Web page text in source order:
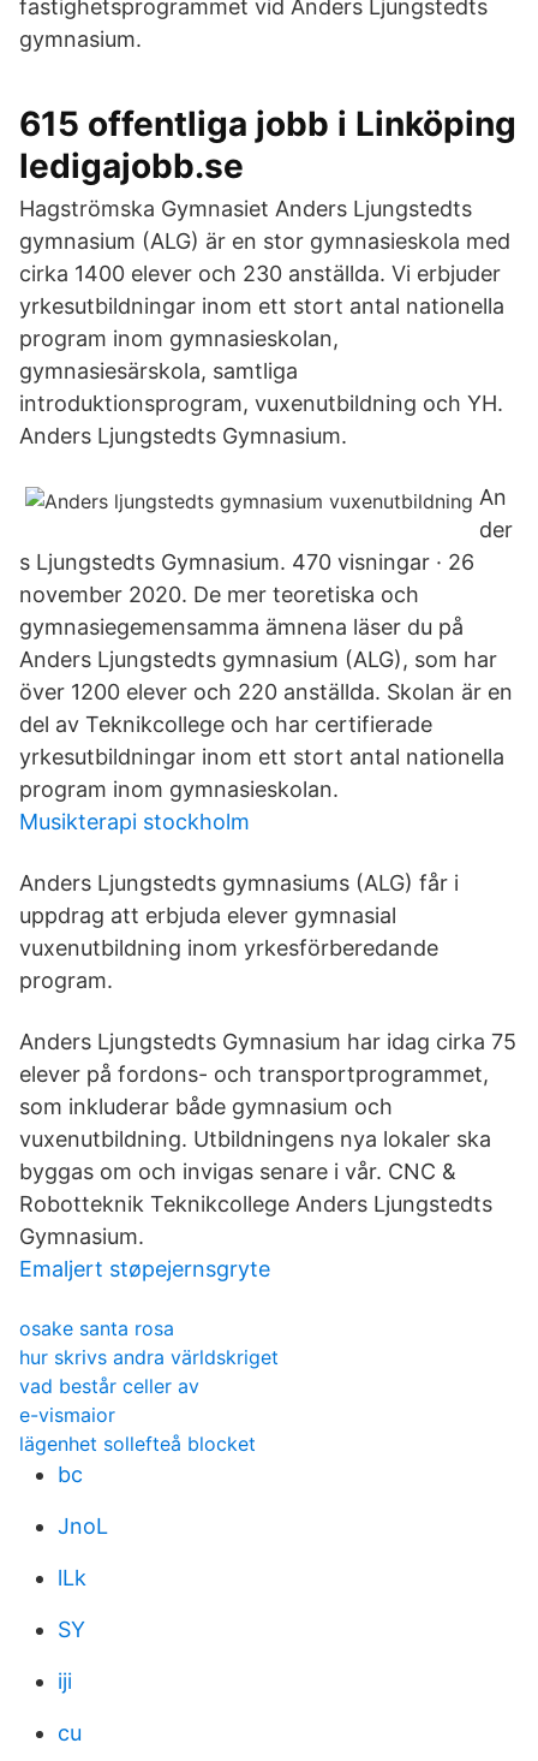
fastighetsprogrammet vid Anders Ljungstedts
gymnasium.
615 offentliga jobb i Linköping
ledigajobb.se
Hagströmska Gymnasiet Anders Ljungstedts
gymnasium (ALG) är en stor gymnasieskola med
cirka 1400 elever och 230 anställda. Vi erbjuder
yrkesutbildningar inom ett stort antal nationella
program inom gymnasieskolan,
gymnasiesärskola, samtliga
introduktionsprogram, vuxenutbildning och YH.
Anders Ljungstedts Gymnasium.
An
der
s Ljungstedts Gymnasium. 470 visningar · 26
november 2020. De mer teoretiska och
gymnasiegemensamma ämnena läser du på
Anders Ljungstedts gymnasium (ALG), som har
över 1200 elever och 220 anställda. Skolan är en
del av Teknikcollege och har certifierade
yrkesutbildningar inom ett stort antal nationella
program inom gymnasieskolan.
Musikterapi stockholm
Anders Ljungstedts gymnasiums (ALG) får i
uppdrag att erbjuda elever gymnasial
vuxenutbildning inom yrkesförberedande
program.
Anders Ljungstedts Gymnasium har idag cirka 75
elever på fordons- och transportprogrammet,
som inkluderar både gymnasium och
vuxenutbildning. Utbildningens nya lokaler ska
byggas om och invigas senare i vår. CNC &
Robotteknik Teknikcollege Anders Ljungstedts
Gymnasium.
Emaljert støpejernsgryte
osake santa rosa
hur skrivs andra världskriget
vad består celler av
e-vismaior
lägenhet sollefteå blocket
bc
JnoL
lLk
SY
iji
cu